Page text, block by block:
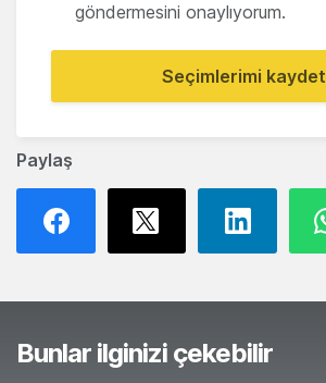
Paylaş
göndermesini onaylıyorum.
Seçimlerimi kaydet
Bunlar ilginizi çekebilir